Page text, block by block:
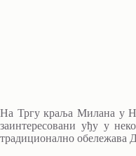
На Тргу краља Mилана у
заинтересовани уђу у
традиционално обележава